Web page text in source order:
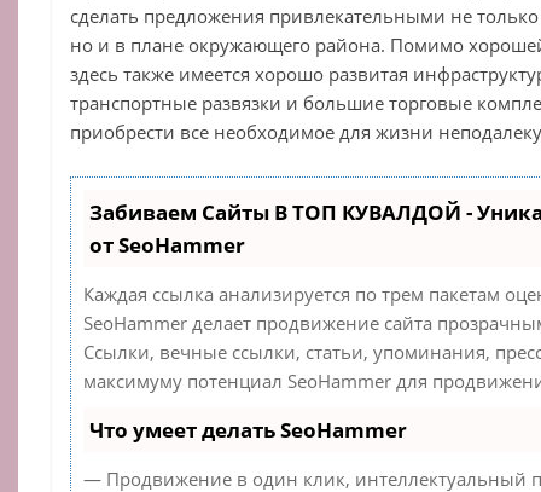
сделать предложения привлекательными не
но и в плане окружающего района. Помимо
здесь также имеется хорошо развитая
транспортные развязки и большие торговые
приобрести все необходимое для жизни
Забиваем Сайты В ТОП КУВАЛДОЙ -
от SeoHammer
Каждая ссылка анализируется по трем пакетам
SeoHammer делает продвижение сайта
Ссылки, вечные ссылки, статьи, упоминания,
максимуму потенциал SeoHammer для
Что умеет делать SeoHammer
— Продвижение в один клик, интеллектуальный